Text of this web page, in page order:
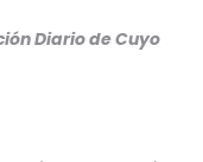
Diario de Cuyo